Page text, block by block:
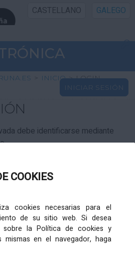
COOKIES
cookies necesarias para el
de su sitio web. Si desea
sobre la Política de cookies y
mismas en el navegador, haga
CASTELLANO GALEGO
SEDE
INICIO
PÚBLICA
CIDADÁN
> INICIO > LOGIN
INICIAR SESIÓN
debe identificarse mediante